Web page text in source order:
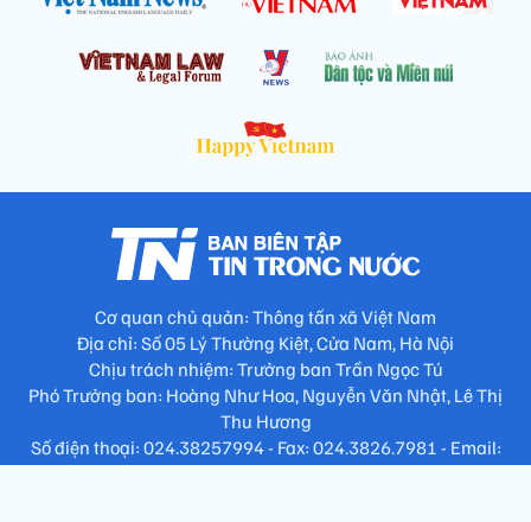
Cơ quan chủ quản: Thông tấn xã Việt Nam
Địa chỉ: Số 05 Lý Thường Kiệt, Cửa Nam, Hà Nội
Chịu trách nhiệm: Trưởng ban Trần Ngọc Tú
Phó Trưởng ban: Hoàng Như Hoa, Nguyễn Văn Nhật, Lê Thị
Thu Hương
Số điện thoại: 024.38257994 - Fax: 024.3826.7981 - Email:
tap.phongbien@gmail.com